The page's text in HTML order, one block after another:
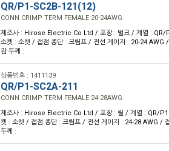
QR/P1-SC2B-121(12)
CONN CRIMP TERM FEMALE 20-24AWG
제조사 : Hirose Electric Co Ltd / 포장 : 벌크 / 계열 : QR/
소켓 : 소켓 / 접점 종단 : 크림프 / 전선 게이지 : 20-24 AWG
감 두께 :
상품번호 : 1411139
QR/P1-SC2A-211
CONN CRIMP TERM FEMALE 24-28AWG
제조사 : Hirose Electric Co Ltd / 포장 : 릴 / 계열 : QR/P1
켓 : 소켓 / 접점 종단 : 크림프 / 전선 게이지 : 24-28 AWG /
두께 :